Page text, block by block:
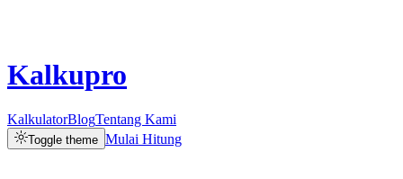
Kalkupro
KalkulatorBlogTentang Kami
Toggle theme Mulai Hitung